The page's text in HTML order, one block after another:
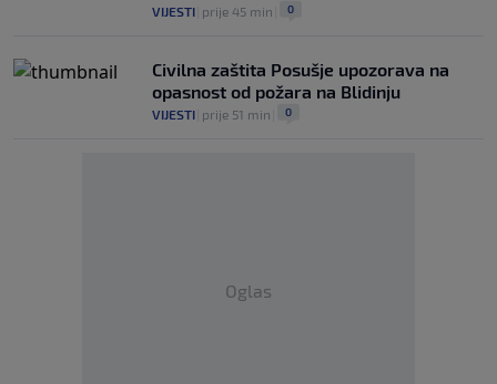
VIJESTI prije 45 min 0
Civilna zaštita Posušje upozorava na
opasnost od požara na Blidinju
VIJESTI prije 51 min 0
Oglas